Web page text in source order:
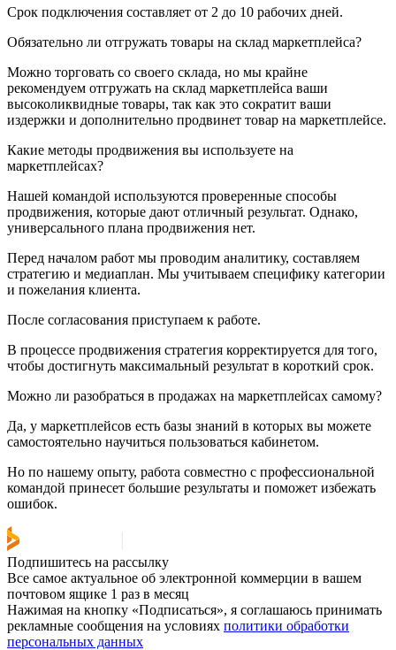
Срок подключения составляет от 2 до 10 рабочих дней.
Обязательно ли отгружать товары на склад маркетплейса?
Можно торговать со своего склада, но мы крайне
рекомендуем отгружать на склад маркетплейса ваши
высоколиквидные товары, так как это сократит ваши
издержки и дополнительно продвинет товар на маркетплейсе.
Какие методы продвижения вы используете на
маркетплейсах?
Нашей командой используются проверенные способы
продвижения, которые дают отличный результат. Однако,
универсального плана продвижения нет.
Перед началом работ мы проводим аналитику, составляем
стратегию и медиаплан. Мы учитываем специфику категории
и пожелания клиента.
После согласования приступаем к работе.
В процессе продвижения стратегия корректируется для того,
чтобы достигнуть максимальный результат в короткий срок.
Можно ли разобраться в продажах на маркетплейсах самому?
Да, у маркетплейсов есть базы знаний в которых вы можете
самостоятельно научиться пользоваться кабинетом.
Но по нашему опыту, работа совместно с профессиональной
командой принесет большие результаты и поможет избежать
ошибок.
Подпишитесь на рассылку
Все самое актуальное об электронной коммерции в вашем
почтовом ящике 1 раз в месяц
Нажимая на кнопку «Подписаться», я соглашаюсь принимать
рекламные сообщения на условиях политики обработки
персональных данных